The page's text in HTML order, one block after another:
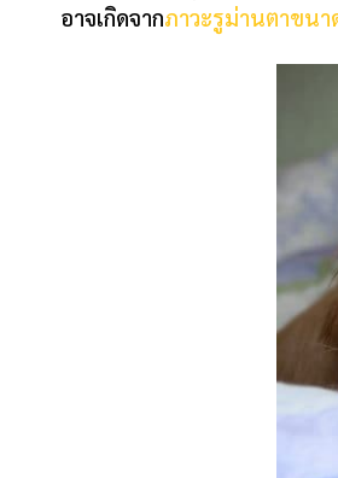
อาจเกิดจากภาวะรูม่านตาขนา